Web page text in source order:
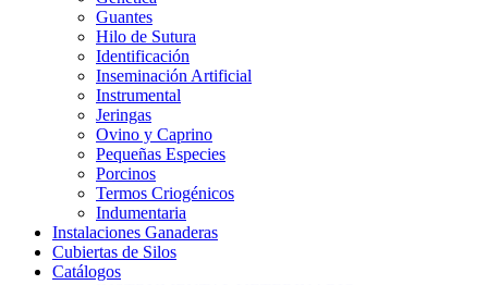
Guantes
Hilo de Sutura
Identificación
Inseminación Artificial
Instrumental
Jeringas
Ovino y Caprino
Pequeñas Especies
Porcinos
Termos Criogénicos
Indumentaria
Instalaciones Ganaderas
Cubiertas de Silos
Catálogos